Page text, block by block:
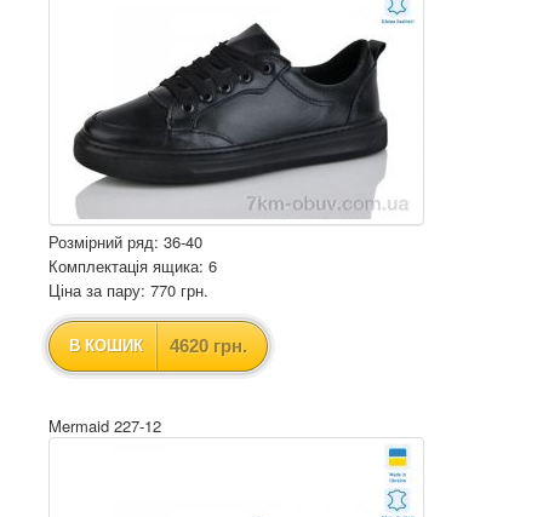
Розмірний ряд: 36-40
Комплектація ящика: 6
Ціна за пару: 770 грн.
В КОШИК 4620 грн.
Mermaid 227-12